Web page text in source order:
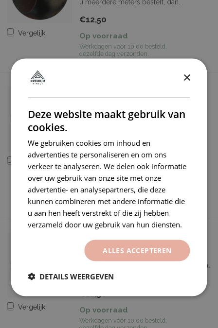
Vergelijk
u meerdere meters bestelt, dan...
€12,50
Op voorraad
Werkdagen vóór 10:00 besteld,
dezelfde dag verzonden.
ROL KORTING: MAT ZWARTE
WRAPFOLIE
ROL KORTING: MAT ZWARTE
Aanbiedingsprod...
€450,00 €375,00
Je bespaart 17%
Op voorraad
Werkdagen vóór 10:00 besteld,
dezelfde dag verzonden.
Vergelijk
SUPER MAT ZWARTE
WRAPFOLIE
Getoonde prijs is per 50cmx 152cm. Als u
meerdere meters bestelt, dan ...
€12,50
Op voorraad
Werkdagen vóór 10:00 besteld,
×
Deze website maakt gebruik van
cookies.
We gebruiken cookies om inhoud en
advertenties te personaliseren en om ons
verkeer te analyseren. We delen ook informatie
over uw gebruik van onze site met onze
advertentie- en analysepartners, die deze
kunnen combineren met andere informatie die
u aan hen heeft verstrekt of die zij hebben
verzameld door uw gebruik van hun diensten.
ALLES ACCEPTEREN
DETAILS WEERGEVEN